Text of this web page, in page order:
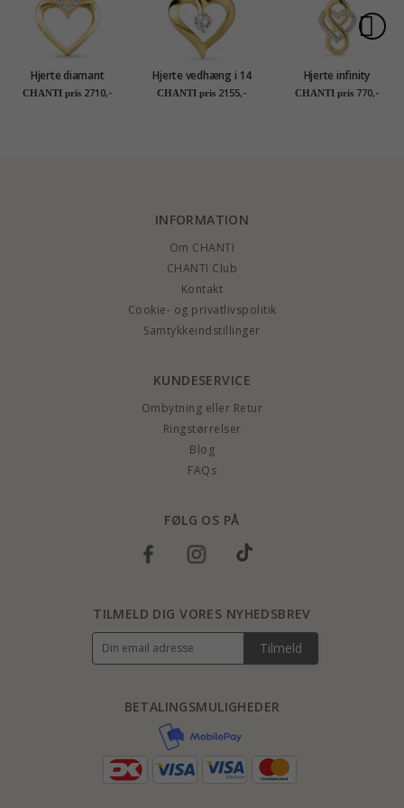
Hjerte diamant
vedhæng i 14 karat
CHANTI pris 2710,-
Hjerte vedhæng i 14
karat guld - Gold
CHANTI pris 2155,-
Hjerte infinity
vedhæng med
CHANTI pris 770,-
INFORMATION
Om CHANTI
CHANTI Club
Kontakt
Cookie- og privatlivspolitik
Samtykkeindstillinger
KUNDESERVICE
Ombytning eller Retur
Ringstørrelser
Blog
FAQs
FØLG OS PÅ
BETALINGSMULIGHEDER
TILMELD DIG VORES NYHEDSBREV
Tilmeld